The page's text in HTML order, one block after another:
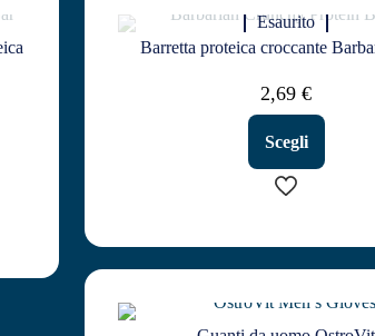
Esaurito
Barretta proteica croccante
2,69€
Scegli
prodotto
più
varianti.